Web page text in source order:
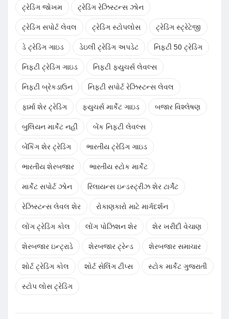
ટ્રેડિંગ જોખમ ટ્રેડિંગ રેઝિસ્ટન્સ ઝોન
ટ્રેડિંગ સપોર્ટ લેવલ ટ્રેડિંગ સ્ટોપલોસ ટ્રેડિંગ સ્ટ્રેટેજી
ડે ટ્રેડિંગ ગાઇડ ડેઇલી ટ્રેડિંગ અપડેટ નિફ્ટી 50 ટ્રેડિંગ
નિફ્ટી ટ્રેડિંગ ગાઇડ નિફ્ટી ફ્યુચર્સ લેવલ્સ
નિફ્ટી બ્રેકડાઉન નિફ્ટી સપોર્ટ રેઝિસ્ટન્સ લેવલ
ફાર્મા શેર ટ્રેડિંગ ફ્યુચર્સ માર્કેટ ગાઇડ બજાર વિશ્લેષણ
બુલિયન માર્કેટ નહીં બેંક નિફ્ટી લેવલ્સ
બેંકિંગ શેર ટ્રેડિંગ ભારતીય ટ્રેડિંગ ગાઇડ
ભારતીય શેરબજાર ભારતીય સ્ટોક માર્કેટ
માર્કેટ સપોર્ટ ઝોન રિલાયન્સ ઇન્ડસ્ટ્રીઝ શેર ટાર્ગેટ
રેઝિસ્ટન્સ લેવલ શેર રોકાણકારો માટે માર્ગદર્શન
લોંગ ટ્રેડિંગ કોલ લોંગ પોઝિશન શેર શેર ખરીદી વેચાણ
શેરબજાર ઇન્ટ્રાડે શેરબજાર ટ્રેન્ડ શેરબજાર સમાચાર
શોર્ટ ટ્રેડિંગ કોલ શોર્ટ સેલિંગ ટીપ્સ સ્ટોક માર્કેટ ગુજરાતી
સ્ટોપ લોસ ટ્રેડિંગ